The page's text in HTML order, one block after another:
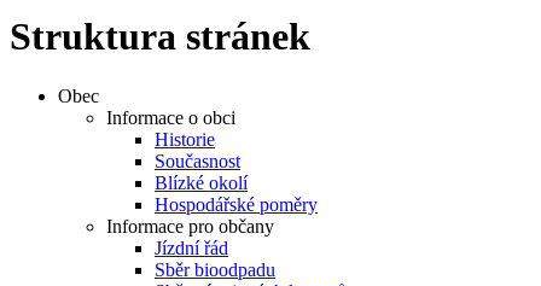
Struktura stránek
Obec
Informace o obci
Historie
Současnost
Blízké okolí
Hospodářské poměry
Informace pro občany
Jízdní řád
Sběr bioodpadu